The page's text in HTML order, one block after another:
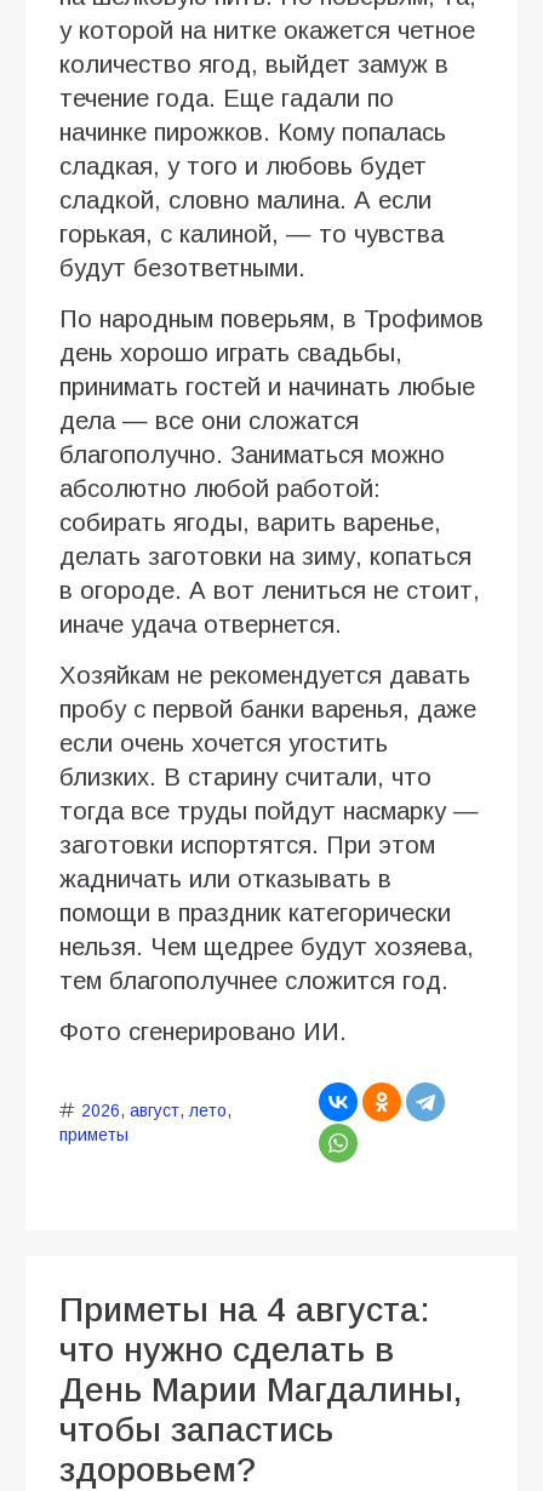
у которой на нитке окажется четное
количество ягод, выйдет замуж в
течение года. Еще гадали по
начинке пирожков. Кому попалась
сладкая, у того и любовь будет
сладкой, словно малина. А если
горькая, с калиной, — то чувства
будут безответными.
По народным поверьям, в Трофимов
день хорошо играть свадьбы,
принимать гостей и начинать любые
дела — все они сложатся
благополучно. Заниматься можно
абсолютно любой работой:
собирать ягоды, варить варенье,
делать заготовки на зиму, копаться
в огороде. А вот лениться не стоит,
иначе удача отвернется.
Хозяйкам не рекомендуется давать
пробу с первой банки варенья, даже
если очень хочется угостить
близких. В старину считали, что
тогда все труды пойдут насмарку —
заготовки испортятся. При этом
жадничать или отказывать в
помощи в праздник категорически
нельзя. Чем щедрее будут хозяева,
тем благополучнее сложится год.
Фото сгенерировано ИИ.
2026, август,лето,
приметы
Приметы на 4 августа:
что нужно сделать в
День Марии Магдалины,
чтобы запастись
здоровьем?